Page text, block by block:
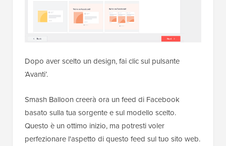
Dopo aver scelto un design, fai clic sul pulsante
‘Avanti’.
Smash Balloon creerà ora un feed di Facebook
basato sulla tua sorgente e sul modello scelto.
Questo è un ottimo inizio, ma potresti voler
perfezionare l'aspetto di questo feed sul tuo sito web.